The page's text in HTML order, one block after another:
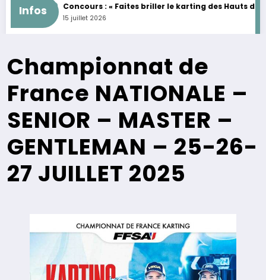
InfosConcours : « Faites briller le karting des Hauts de France »
15 juillet 2026
Championnat de
France NATIONALE –
SENIOR – MASTER –
GENTLEMAN – 25-26-
27 JUILLET 2025